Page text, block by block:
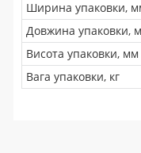
Ширина упаковки,
Довжина упаковки,
Висота упаковки, мм
Вага упаковки, кг